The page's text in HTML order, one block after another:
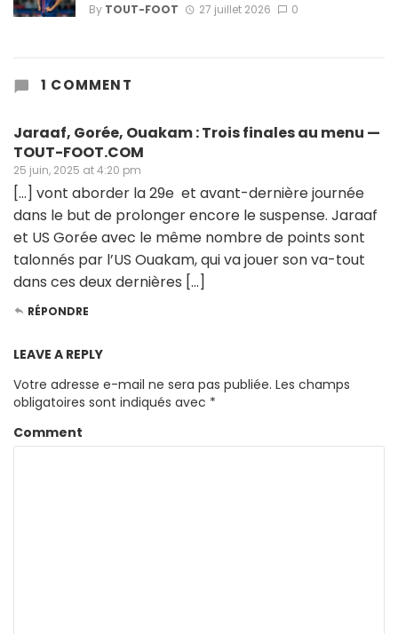
By TOUT-FOOT 27 juillet 2026 0
1 COMMENT
Jaraaf, Gorée, Ouakam : Trois finales au menu —
TOUT-FOOT.COM
25 juin, 2025 at 4:20 pm
[…] vont aborder la 29e et avant-dernière journée
dans le but de prolonger encore le suspense. Jaraaf
et US Gorée avec le même nombre de points sont
talonnés par l’US Ouakam, qui va jouer son va-tout
dans ces deux dernières […]
RÉPONDRE
LEAVE A REPLY
Votre adresse e-mail ne sera pas publiée. Les champs
obligatoires sont indiqués avec *
Comment